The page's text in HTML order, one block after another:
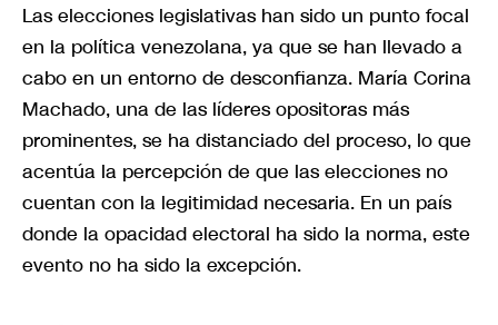
Las elecciones legislativas han sido un punto focal
en la política venezolana, ya que se han llevado a
cabo en un entorno de desconfianza. María Corina
Machado, una de las líderes opositoras más
prominentes, se ha distanciado del proceso, lo que
acentúa la percepción de que las elecciones no
cuentan con la legitimidad necesaria. En un país
donde la opacidad electoral ha sido la norma, este
evento no ha sido la excepción.